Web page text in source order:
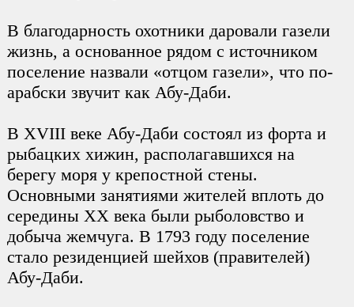
В благодарность охотники даровали газели
жизнь, а основанное рядом с источником
поселение назвали «отцом газели», что по-
арабски звучит как Абу-Даби.
В XVIII веке Абу-Даби состоял из форта и
рыбацких хижин, располагавшихся на
берегу моря у крепостной стены.
Основными занятиями жителей вплоть до
середины XX века были рыболовство и
добыча жемчуга. В 1793 году поселение
стало резиденцией шейхов (правителей)
Абу-Даби.